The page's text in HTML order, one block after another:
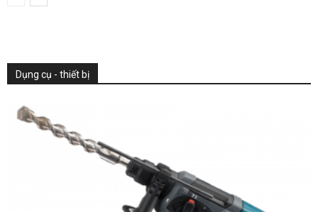
Dụng cụ - thiết bị